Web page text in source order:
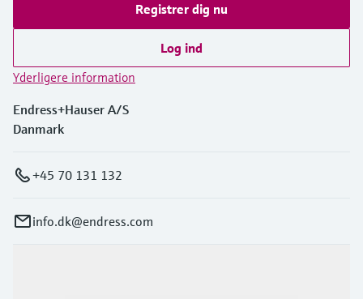
Registrer dig nu
Log ind
Yderligere information
Endress+Hauser A/S
Danmark
+45 70 131 132
info.dk@endress.com